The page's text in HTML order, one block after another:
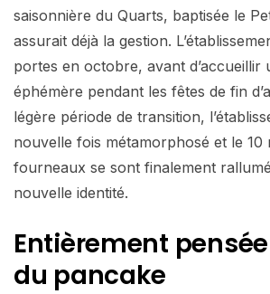
saisonnière du Quarts, baptisée le
assurait déjà la gestion.
portes en octobre, avant d’accueillir
éphémère pendant les fêtes de fin
légère période de transition,
nouvelle fois métamorphosé et le 10
fourneaux se sont finalement
nouvelle identité.
Entièrement
du pancake